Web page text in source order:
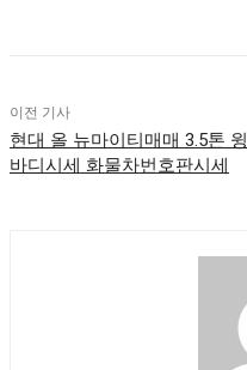
이전 기사
현대 올 뉴마이티매매 3.5톤 윙
바디시세 화물차번호판시세